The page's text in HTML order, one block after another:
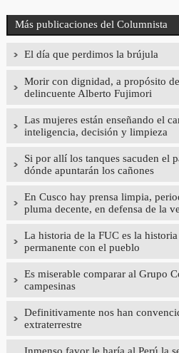
Más publicaciones del Columnista
El día que perdimos la brújula
Morir con dignidad, a propósito
delincuente Alberto Fujimori
Las mujeres están enseñando el
inteligencia, decisión y limpieza
Si por allí los tanques sacuden el
dónde apuntarán los cañones
En Cusco hay prensa limpia,
pluma decente, en defensa de la
La historia de la FUC es la
permanente con el pueblo
Es miserable comparar al Grupo
campesinas
Definitivamente nos han
extraterrestre